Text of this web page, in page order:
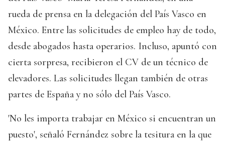
rueda de prensa en la delegación del País Vasco en
México. Entre las solicitudes de empleo hay de todo,
desde abogados hasta operarios. Incluso, apuntó con
cierta sorpresa, recibieron el CV de un técnico de
elevadores. Las solicitudes llegan también de otras
partes de España y no sólo del País Vasco.
'No les importa trabajar en México si encuentran un
puesto', señaló Fernández sobre la tesitura en la que